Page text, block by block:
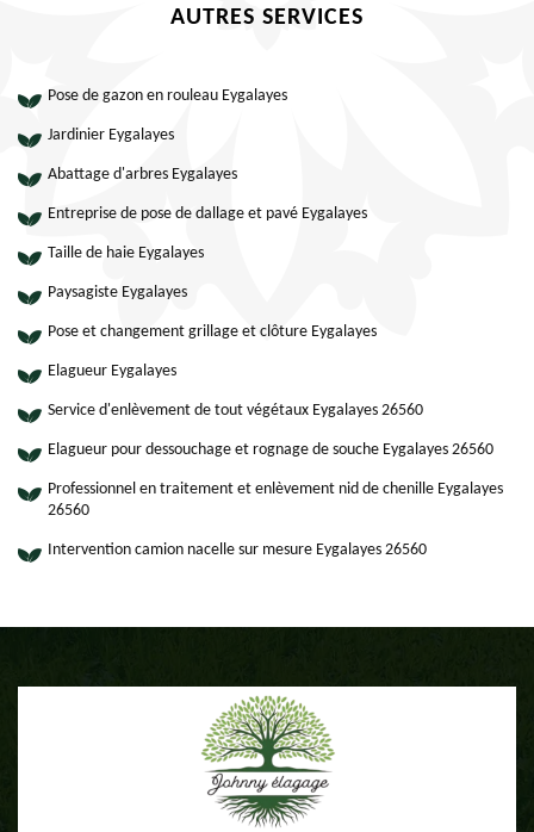
AUTRES SERVICES
Pose de gazon en rouleau Eygalayes
Jardinier Eygalayes
Abattage d'arbres Eygalayes
Entreprise de pose de dallage et pavé Eygalayes
Taille de haie Eygalayes
Paysagiste Eygalayes
Pose et changement grillage et clôture Eygalayes
Elagueur Eygalayes
Service d'enlèvement de tout végétaux Eygalayes 26560
Elagueur pour dessouchage et rognage de souche Eygalayes 26560
Professionnel en traitement et enlèvement nid de chenille Eygalayes
26560
Intervention camion nacelle sur mesure Eygalayes 26560